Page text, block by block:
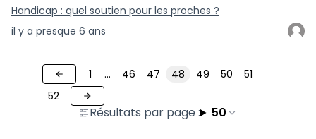
il y a presque 6 ans
Handicap : quel soutien pour les proches ?
Résultats par page : 50
1 … 46 47 48 49 50
51
52